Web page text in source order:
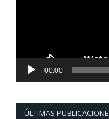
00:00
ÚLTIMAS